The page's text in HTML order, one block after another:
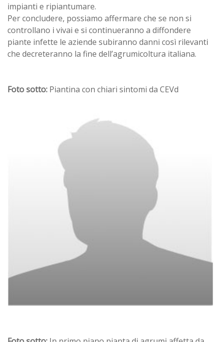
impianti e ripiantumare.
Per concludere, possiamo affermare che se non si
controllano i vivai e si continueranno a diffondere
piante infette le aziende subiranno danni così rilevanti
che decreteranno la fine dell’agrumicoltura italiana.
Foto sotto: Piantina con chiari sintomi da CEVd